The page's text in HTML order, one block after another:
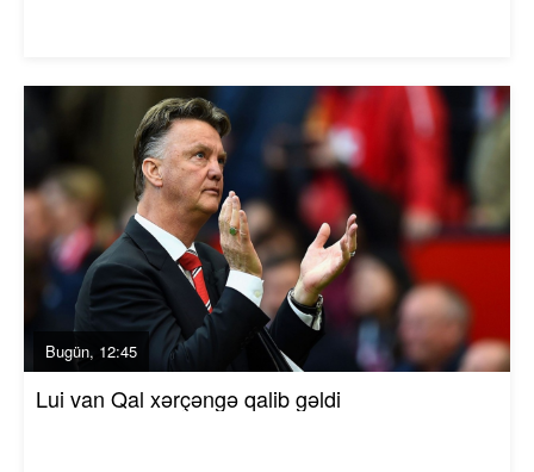
Bugün, 12:45
Lui van Qal xərçəngə qalib gəldi